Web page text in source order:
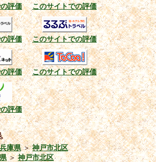
評価 このサイトでの評価
評価 このサイトでの評価
評価 このサイトでの評価
評価
兵庫県＞神戸市北区
＞神戸市北区